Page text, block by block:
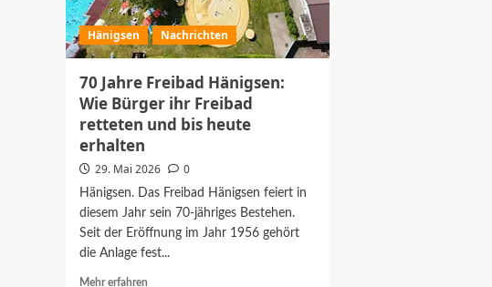
Hänigsen Nachrichten
70 Jahre Freibad Hänigsen:
Wie Bürger ihr Freibad
retteten und bis heute
erhalten
29. Mai 2026 0
Hänigsen. Das Freibad Hänigsen feiert in
diesem Jahr sein 70-jähriges Bestehen.
Seit der Eröffnung im Jahr 1956 gehört
die Anlage fest...
Mehr erfahren